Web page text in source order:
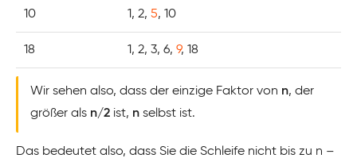
10 1, 2, 5, 10
18 1, 2, 3, 6, 9, 18
Wir sehen also, dass der einzige Faktor von n, der
größer als n/2 ist, n selbst ist.
Das bedeutet also, dass Sie die Schleife nicht bis zu n –